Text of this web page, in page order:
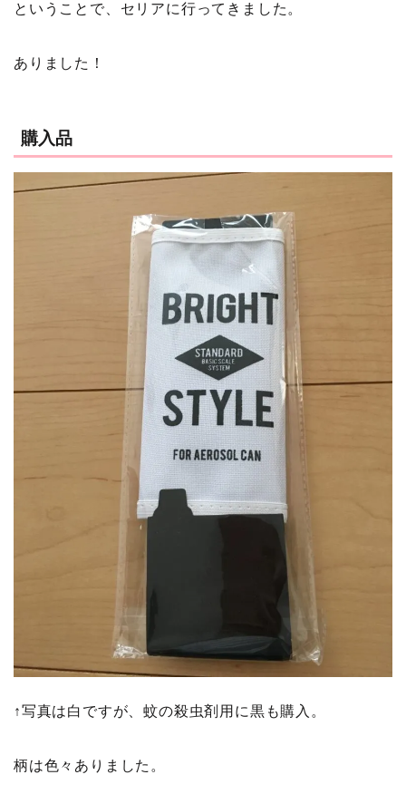
ということで、セリアに行ってきました。
ありました！
購入品
↑写真は白ですが、蚊の殺虫剤用に黒も購入。
柄は色々ありました。